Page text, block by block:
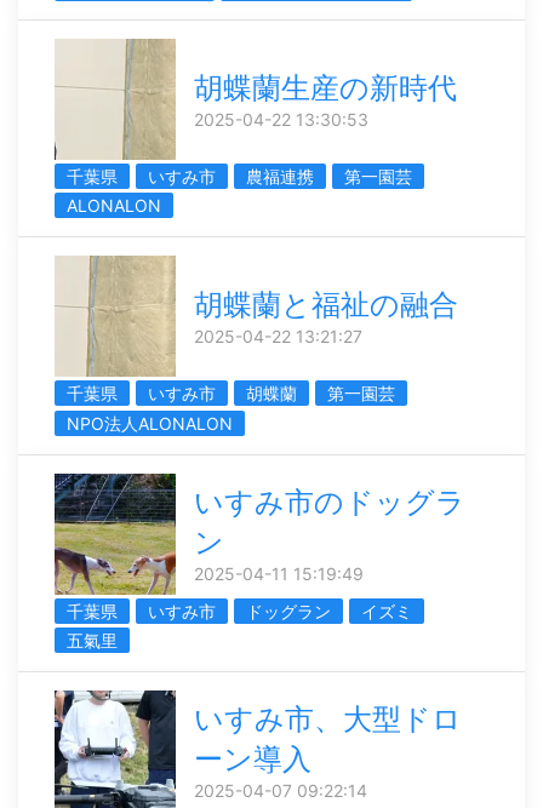
胡蝶蘭生産の新時代
2025-04-22 13:30:53
千葉県 いすみ市 農福連携
第一園芸
ALONALON
胡蝶蘭と福祉の融合
2025-04-22 13:21:27
千葉県 いすみ市 胡蝶蘭
第一園芸
NPO法人ALONALON
いすみ市のドッグラ
ン
2025-04-11 15:19:49
千葉県
いすみ市 ドッグラン
イズミ
五氣里
いすみ市、大型ドロ
ーン導入
2025-04-07 09:22:14